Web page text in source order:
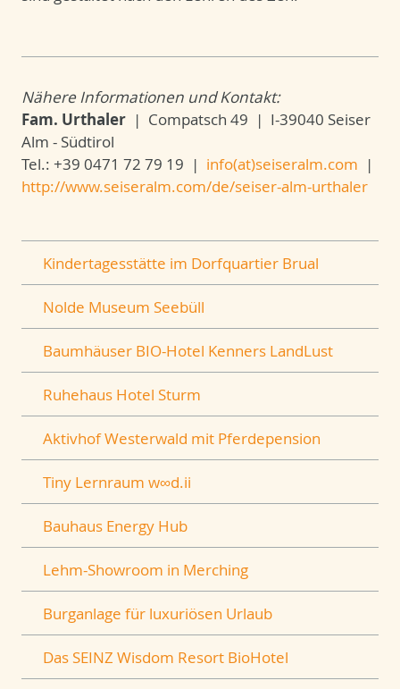
Nähere Informationen und Kontakt:
Fam. Urthaler | Compatsch 49 | I-39040 Seiser
Alm - Südtirol
Tel.: +39 0471 72 79 19 | info(at)seiseralm.com |
http://www.seiseralm.com/de/seiser-alm-urthaler
Kindertagesstätte im Dorfquartier Brual
Nolde Museum Seebüll
Baumhäuser BIO-Hotel Kenners LandLust
Ruhehaus Hotel Sturm
Aktivhof Westerwald mit Pferdepension
Tiny Lernraum w∞d.ii
Bauhaus Energy Hub
Lehm-Showroom in Merching
Burganlage für luxuriösen Urlaub
Das SEINZ Wisdom Resort BioHotel